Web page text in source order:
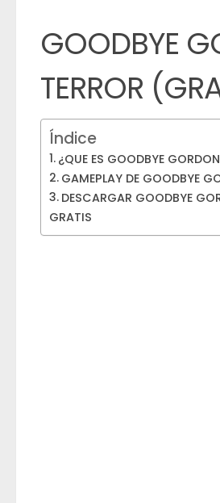
GOODBYE
TERROR
Índice
¿QUE ES GOODBYE
GAMEPLAY DE GOODBYE
DESCARGAR GOODBYE
GRATIS